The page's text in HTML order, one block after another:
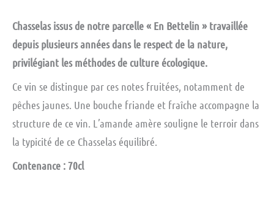
Chasselas issus de notre parcelle « En Bettelin » travaillée
depuis plusieurs années dans le respect de la nature,
privilégiant les méthodes de culture écologique.
Ce vin se distingue par ces notes fruitées, notamment de
pêches jaunes. Une bouche friande et fraîche accompagne la
structure de ce vin. L’amande amère souligne le terroir dans
la typicité de ce Chasselas équilibré.
Contenance : 70cl